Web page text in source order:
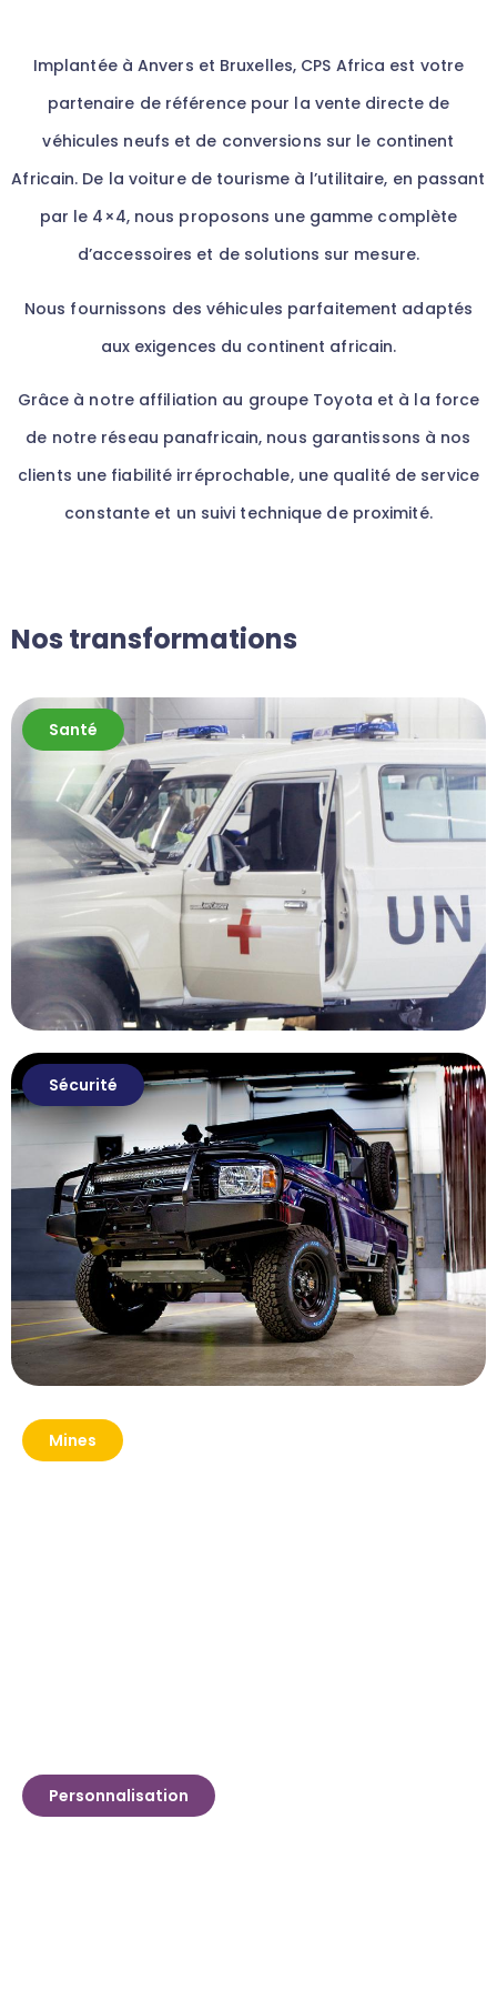
Implantée à Anvers et Bruxelles, CPS Africa est votre
partenaire de référence pour la vente directe de
véhicules neufs et de conversions sur le continent
Africain. De la voiture de tourisme à l’utilitaire, en passant
par le 4×4, nous proposons une gamme complète
d’accessoires et de solutions sur mesure.
Nous fournissons des véhicules parfaitement adaptés
aux exigences du continent africain.
Grâce à notre affiliation au groupe Toyota et à la force
de notre réseau panafricain, nous garantissons à nos
clients une fiabilité irréprochable, une qualité de service
constante et un suivi technique de proximité.
Nos transformations
Santé
Sécurité
Mines
Personnalisation